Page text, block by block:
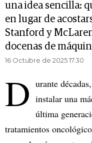
una idea sencilla:
en lugar de
Stanford y
docenas de
16 Octubre de 2025 17.30
D urante décadas,
instalar una
última
tratamientos